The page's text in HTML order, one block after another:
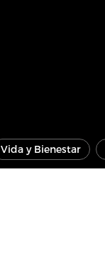
Vida y Bienestar